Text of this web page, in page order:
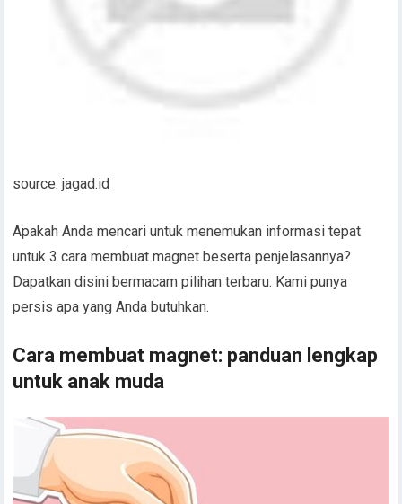
source: jagad.id
Apakah Anda mencari untuk menemukan informasi tepat
untuk 3 cara membuat magnet beserta penjelasannya?
Dapatkan disini bermacam pilihan terbaru. Kami punya
persis apa yang Anda butuhkan.
Cara membuat magnet: panduan lengkap
untuk anak muda